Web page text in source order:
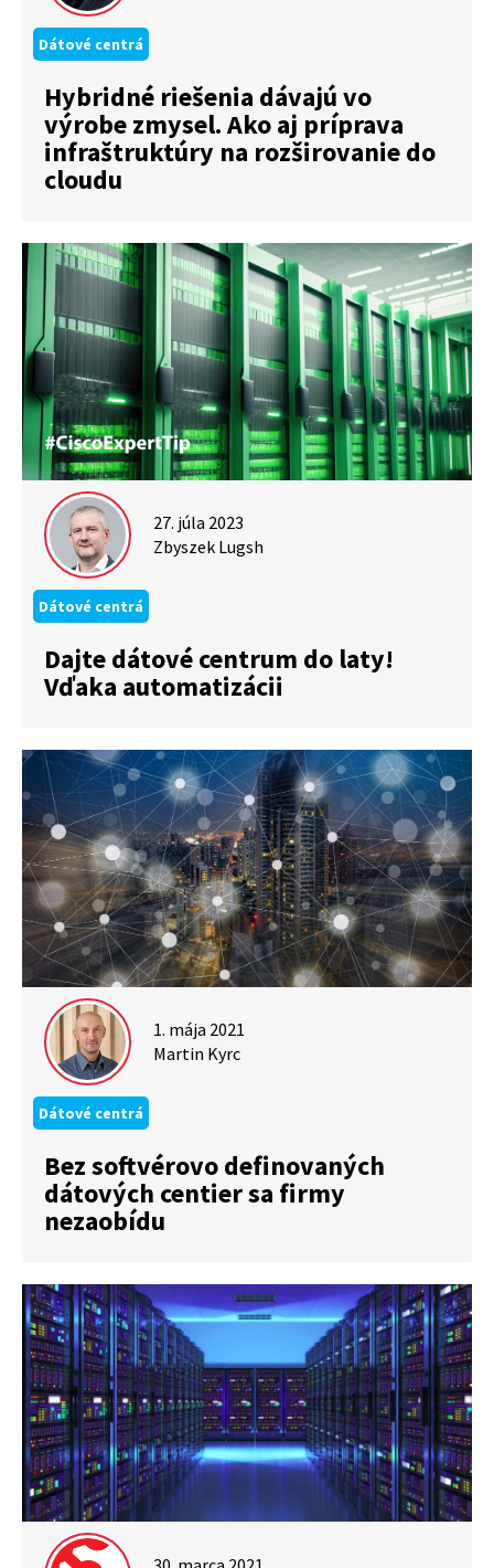
Dátové centrá
Hybridné riešenia dávajú vo
výrobe zmysel. Ako aj príprava
infraštruktúry na rozširovanie do
cloudu
27. júla 2023
Zbyszek Lugsh
Dátové centrá
Dajte dátové centrum do laty!
Vďaka automatizácii
1. mája 2021
Martin Kyrc
Dátové centrá
Bez softvérovo definovaných
dátových centier sa firmy
nezaobídu